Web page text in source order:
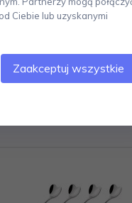
zachwyci miłośników
Ciebie lub uzyskanymi
Zaakceptuj wszystkie